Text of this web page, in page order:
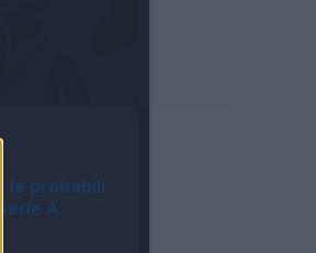
le probabili
A